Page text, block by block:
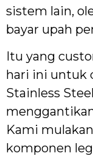
sistem lain,
bayar upah
Itu yang
hari ini untuk
Stainless
Kami
komponen